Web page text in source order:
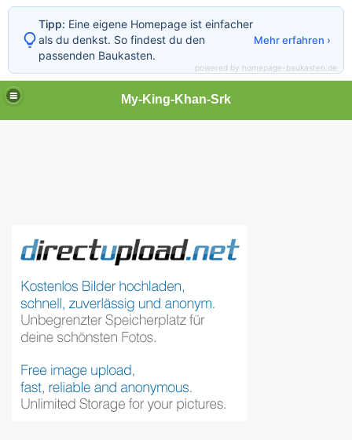
My-King-Khan-Srk
Tipp: Eine eigene Homepage ist einfacher
als du denkst. So findest du den
passenden Baukasten.
Mehr erfahren ›
powered by homepage-baukasten.de